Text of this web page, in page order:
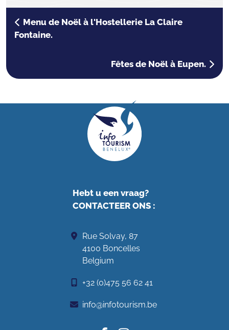
Menu de Noël à l'Hostellerie La Claire
Fontaine.
Fêtes de Noël à Eupen.
Hebt u een vraag?
CONTACTEER ONS:
Rue Solvay, 87
4100 Boncelles
Belgium
+32 (0)475 56 62 41
info@infotourism.be